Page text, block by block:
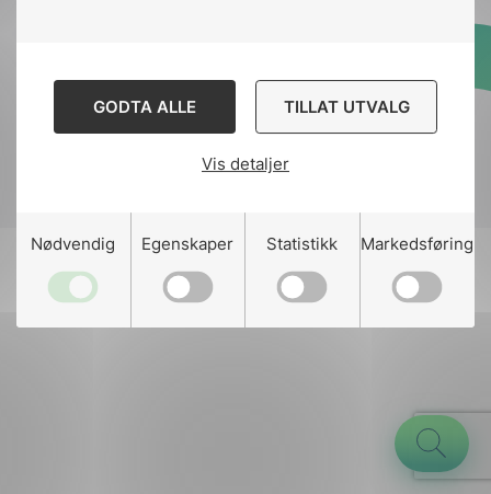
GODTA ALLE TILLAT UTVALG
Vis detaljer
Nødvendig Egenskaper Statistikk Markedsføring
Designed and developed
Stem Agency